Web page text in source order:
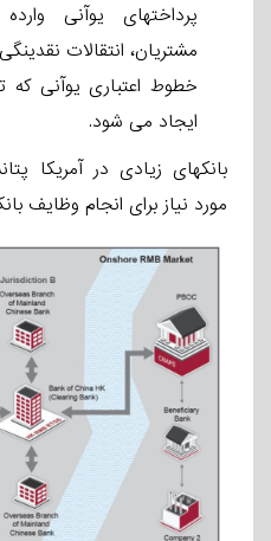
پرداختهای یوآنی
مشتریان، انتقالات
خطوط اعتباری یوآنی که
ایجاد می ­شود.
بانکهای زیادی در آمریکا
مورد نیاز برای انجام وظایف